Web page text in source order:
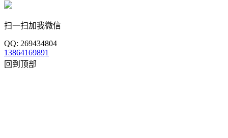
扫一扫加我微信
QQ: 269434804
13864169891
回到顶部